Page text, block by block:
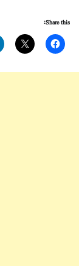
Share this: